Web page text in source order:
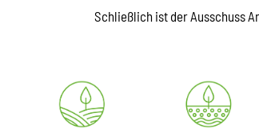
Schließlich ist der Ausschuss